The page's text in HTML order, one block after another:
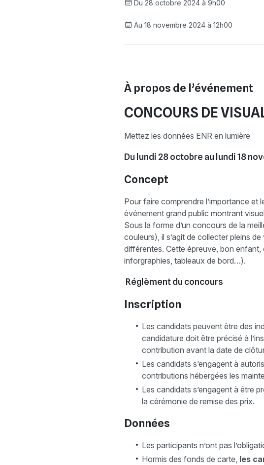
Du 28 octobre 2024 à 9h00
Au 18 novembre 2024 à 12h00
À propos de l’événement
CONCOURS DE
Mettez les données ENR en lumière
Du lundi 28 octobre au lundi 18
Concept
Pour faire comprendre l’importance et
événement grand public montrant
Sous la forme d’un concours de la
couleurs), il s’agit de collecter pleins
différentes. Cette épreuve, bon
inforgraphies, tableaux de bord…).
Réglèment du concours
Inscription
Les candidats peuvent être des
candidature doit être précisé à
contribution avant la date de
Les candidats s’engagent à
contributions hébergées les
Les candidats s’engagent à être
la cérémonie de remise des prix.
Données
Les participants n’ont pas
Hormis des fonds de carte, les